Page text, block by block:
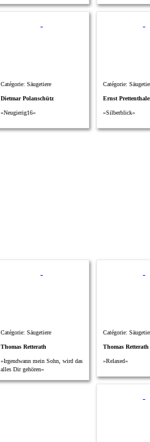
Catégorie: Säugetiere
Dietmar Polanschütz
»Neugierig16«
Catégorie:
Ernst
»Silberblick«
Catégorie: Säugetiere
Thomas Retterath
»Irgendwann mein Sohn, wird das
alles Dir gehören«
Catégorie:
Thomas Retterath
»Relaxed«